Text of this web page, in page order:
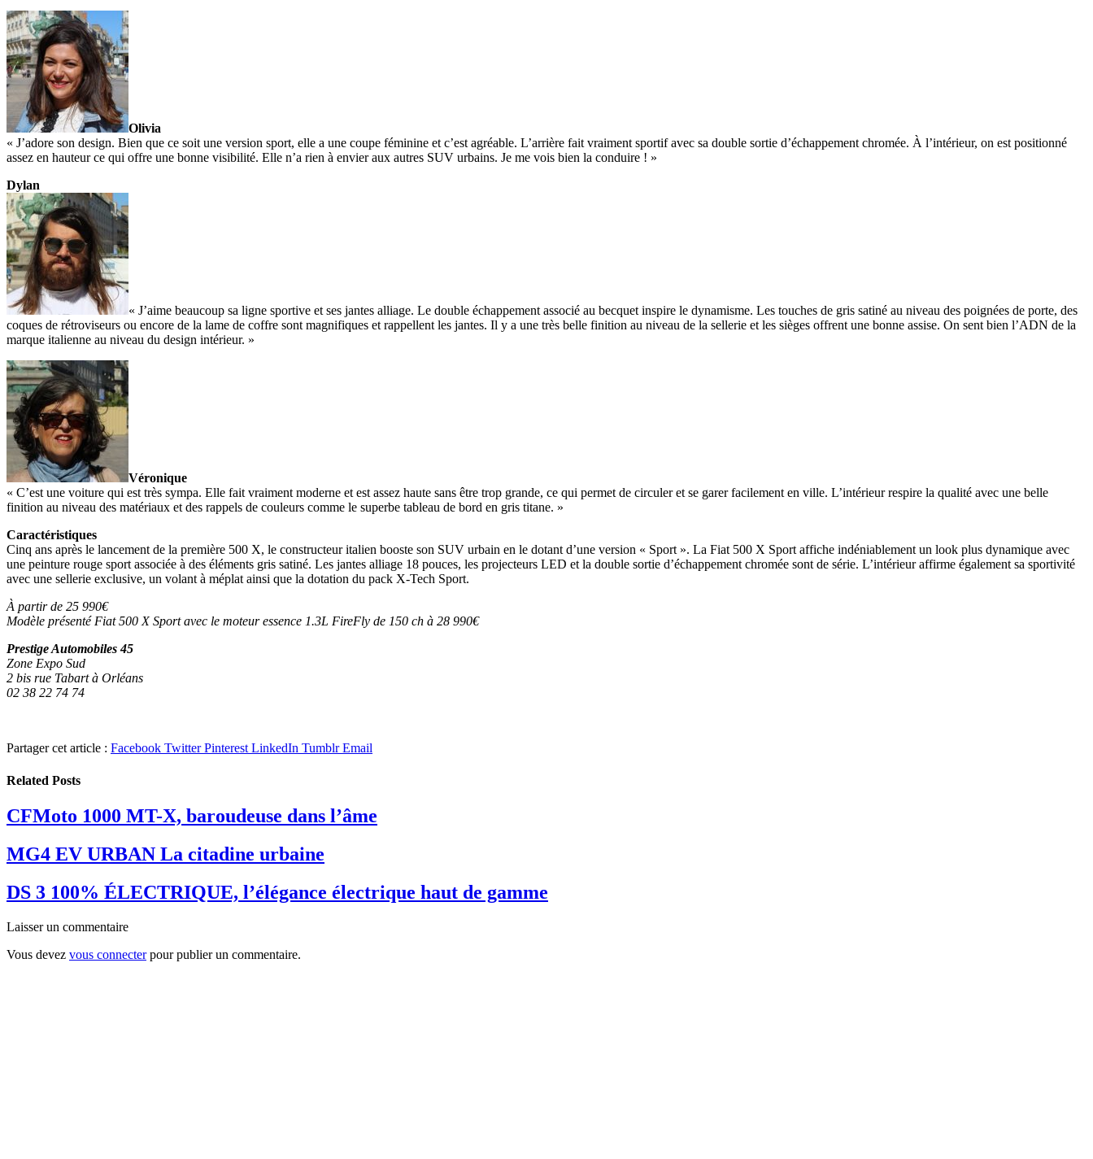
Olivia
« J’adore son design. Bien que ce soit une version sport, elle a une coupe féminine et c’est agréable. L’arrière fait vraiment sportif avec sa double sortie d’échappement chromée. À l’intérieur, on est positionné
assez en hauteur ce qui offre une bonne visibilité. Elle n’a rien à envier aux autres SUV urbains. Je me vois bien la conduire ! »
Dylan
« J’aime beaucoup sa ligne sportive et ses jantes alliage. Le double échappement associé au becquet inspire le dynamisme. Les touches de gris satiné au niveau des poignées de porte, des
coques de rétroviseurs ou encore de la lame de coffre sont magnifiques et rappellent les jantes. Il y a une très belle finition au niveau de la sellerie et les sièges offrent une bonne assise. On sent bien l’ADN de la
marque italienne au niveau du design intérieur. »
Véronique
« C’est une voiture qui est très sympa. Elle fait vraiment moderne et est assez haute sans être trop grande, ce qui permet de circuler et se garer facilement en ville. L’intérieur respire la qualité avec une belle
finition au niveau des matériaux et des rappels de couleurs comme le superbe tableau de bord en gris titane. »
Caractéristiques
Cinq ans après le lancement de la première 500 X, le constructeur italien booste son SUV urbain en le dotant d’une version « Sport ». La Fiat 500 X Sport affiche indéniablement un look plus dynamique avec
une peinture rouge sport associée à des éléments gris satiné. Les jantes alliage 18 pouces, les projecteurs LED et la double sortie d’échappement chromée sont de série. L’intérieur affirme également sa sportivité
avec une sellerie exclusive, un volant à méplat ainsi que la dotation du pack X-Tech Sport.
À partir de 25 990€
Modèle présenté Fiat 500 X Sport avec le moteur essence 1.3L FireFly de 150 ch à 28 990€
Prestige Automobiles 45
Zone Expo Sud
2 bis rue Tabart à Orléans
02 38 22 74 74
Partager cet article : Facebook Twitter Pinterest LinkedIn Tumblr Email
Related Posts
CFMoto 1000 MT-X, baroudeuse dans l’âme
MG4 EV URBAN La citadine urbaine
DS 3 100% ÉLECTRIQUE, l’élégance électrique haut de gamme
Laisser un commentaire
Vous devez vous connecterpour publier un commentaire.